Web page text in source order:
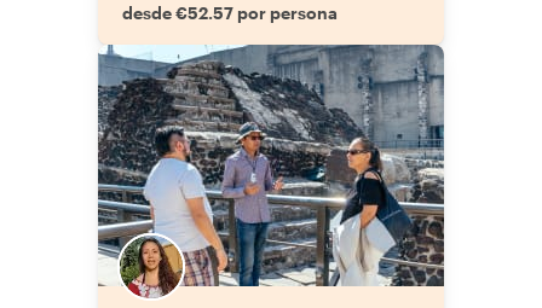
desde €52.57 por persona